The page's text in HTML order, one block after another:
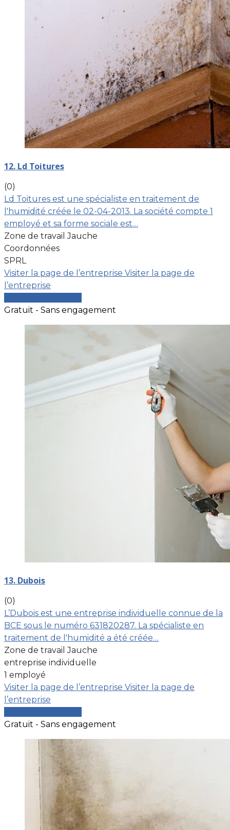
12. Ld Toitures
(0)
Ld Toitures est une spécialiste en traitement de
l'humidité créée le 02-04-2013. La société compte 1
employé et sa forme sociale est…
Zone de travail Jauche
Coordonnées
SPRL
Visiter la page de l’entreprise Visiter la page de
l’entreprise
Gratuit - Sans engagement
13. Dubois
(0)
L’Dubois est une entreprise individuelle connue de la
BCE sous le numéro 631820287. La spécialiste en
traitement de l'humidité a été créée…
Zone de travail Jauche
entreprise individuelle
1 employé
Visiter la page de l’entreprise Visiter la page de
l’entreprise
Gratuit - Sans engagement